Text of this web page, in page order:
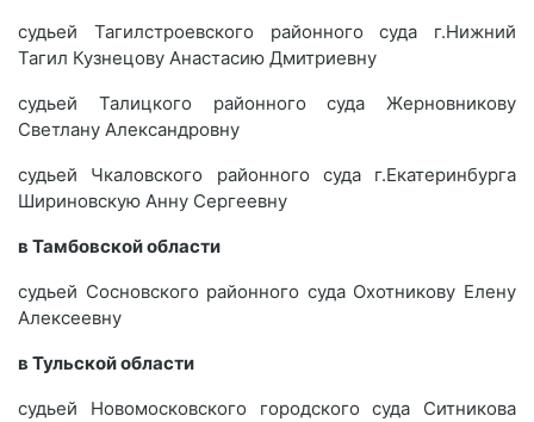
судьей Тагилстроевского районного суда г.Нижний
Тагил Кузнецову Анастасию Дмитриевну
судьей Талицкого районного суда Жерновникову
Светлану Александровну
судьей Чкаловского районного суда г.Екатеринбурга
Шириновскую Анну Сергеевну
в Тамбовской области
судьей Сосновского районного суда Охотникову Елену
Алексеевну
в Тульской области
судьей Новомосковского городского суда Ситникова